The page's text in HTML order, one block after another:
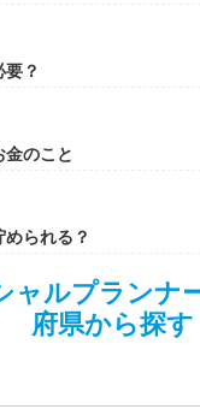
？
金のこと
られる？
ャルプランナ
府県から探す